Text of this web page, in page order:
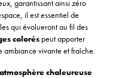
garantissant ainsi zéro
il est essentiel de
qui évolueront au fil des
colorés peut apporter
vivante et fraîche.
chaleureuse